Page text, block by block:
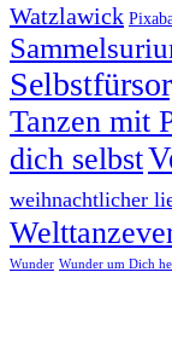
Watzlawick
Tanzen mit
dich selbst
weihnachtlicher
Wunder Wunder um Dich